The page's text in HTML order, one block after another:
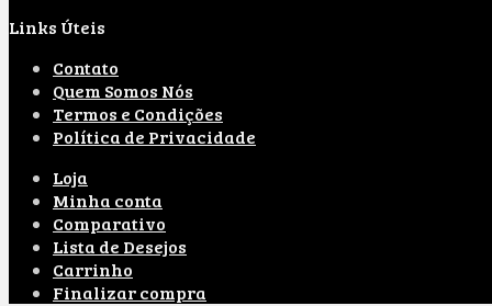
Links Úteis
Contato
Quem Somos Nós
Termos e Condições
Política de Privacidade
Loja
Minha conta
Comparativo
Lista de Desejos
Carrinho
Finalizar compra